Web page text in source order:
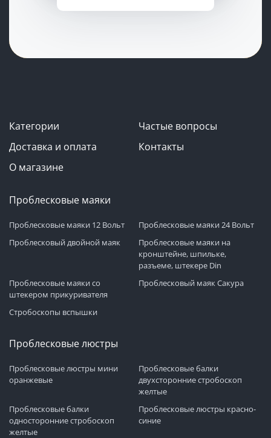
Категории
Частые вопросы
Доставка и оплата
Контакты
О магазине
Проблесковые маяки
Проблесковые маяки 12 Вольт
Проблесковые маяки 24 Вольт
Проблесковый двойной маяк
Проблесковые маяки на
кронштейне, шпильке,
разъеме, штекере Din
Проблесковые маяки со
штекером прикуривателя
Проблесковый маяк Сакура
Стробоскопы вспышки
Проблесковые люстры
Проблесковые люстры мини
оранжевые
Проблесковые балки
двухсторонние стробоскоп
желтые
Проблесковые балки
односторонние стробоскоп
желтые
Проблесковые люстры красно-
синие